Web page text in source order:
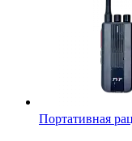
Портативная